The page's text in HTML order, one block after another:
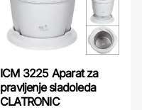
ICM 3225 Aparat za
pravljenje sladoleda
CLATRONIC